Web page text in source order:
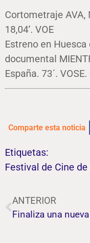
Cortometraje AVA,
18,04’. VOE
Estreno en
documental
España. 73´.
Comparte esta noticia
Etiquetas:
Festival de Cine de
ANTERIOR